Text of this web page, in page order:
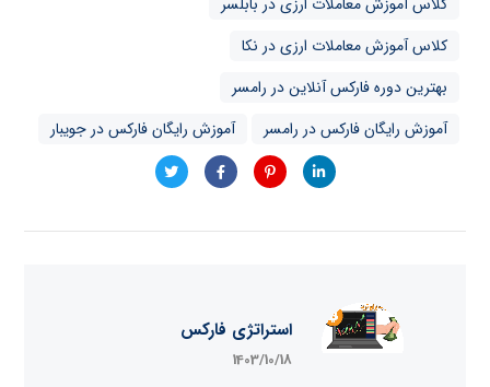
کلاس آموزش معاملات ارزی در نکا
بهترین دوره فارکس آنلاین در رامسر
آموزش رایگان فارکس در رامسر
آموزش رایگان فارکس در جویبار
استراتژی فارکس
1403/10/18